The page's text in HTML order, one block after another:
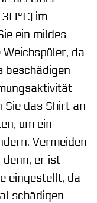
im
ein mildes
da
beschädigen
Sie das Shirt an
um ein
Vermeiden
denn, er ist
eingestellt, da
schädigen